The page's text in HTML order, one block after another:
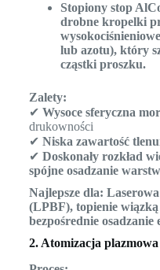
Stopiony stop
drobne kropelki
lub azotu), który
cząstki proszku.
Zalety:
✔ Wysoce sferyczna
drukowności
✔ Niska zawartość tlenu
✔ Doskonały rozkład
spójne osadzanie
Najlepsze dla:
(LPBF), topienie
bezpośrednie
2. Atomizacja